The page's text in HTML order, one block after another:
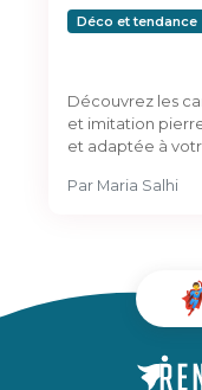
Déco et tendance
Découvrez les
et imitation
et adaptée à
Par Maria Salhi